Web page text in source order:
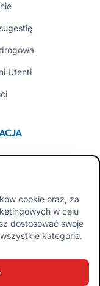
Utenti
APK Aplikacja dla
APK Aplikacja dla
cookie oraz, za
w celu
dostosować swoje
kategorie.